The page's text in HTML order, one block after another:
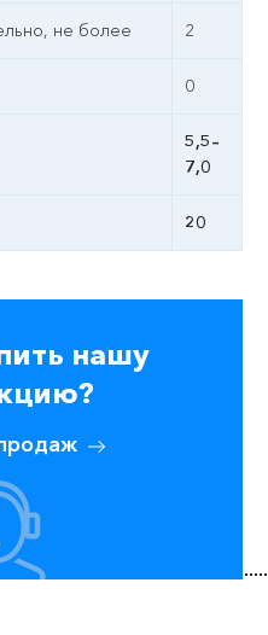
не более 2
0
5,5–
7,0
20
нашу